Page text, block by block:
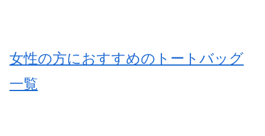
女性の方におすすめのトートバッグ
一覧